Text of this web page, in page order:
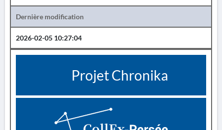
Dernière modification
2026-02-05 10:27:04
Projet Chronika